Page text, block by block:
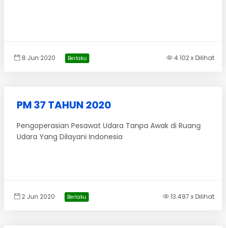
8 Jun 2020 Berlaku 4.102 x Dilihat
PM 37 TAHUN 2020
Pengoperasian Pesawat Udara Tanpa Awak di Ruang
Udara Yang Dilayani Indonesia
2 Jun 2020 Berlaku 13.497 x Dilihat